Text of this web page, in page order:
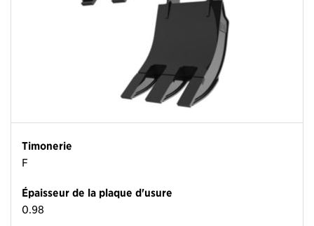
Timonerie
F
Épaisseur de la plaque d'usure
0.98